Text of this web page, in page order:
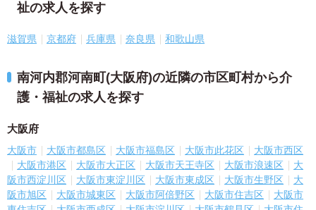
祉の求人を探す
滋賀県 京都府 兵庫県 奈良県 和歌山県
南河内郡河南町(大阪府)の近隣の市区町村から介
護・福祉の求人を探す
大阪府
大阪市 大阪市都島区 大阪市福島区 大阪市此花区
大阪市西区
大阪市港区
大阪市大正区 大阪市天王寺区 大阪市浪速区
大
阪市西淀川区
大阪市東淀川区 大阪市東成区 大阪市生野区
大
阪市旭区
大阪市城東区 大阪市阿倍野区 大阪市住吉区
大阪市